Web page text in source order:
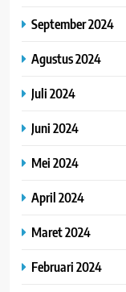
September 2024
Agustus 2024
Juli 2024
Juni 2024
Mei 2024
April 2024
Maret 2024
Februari 2024